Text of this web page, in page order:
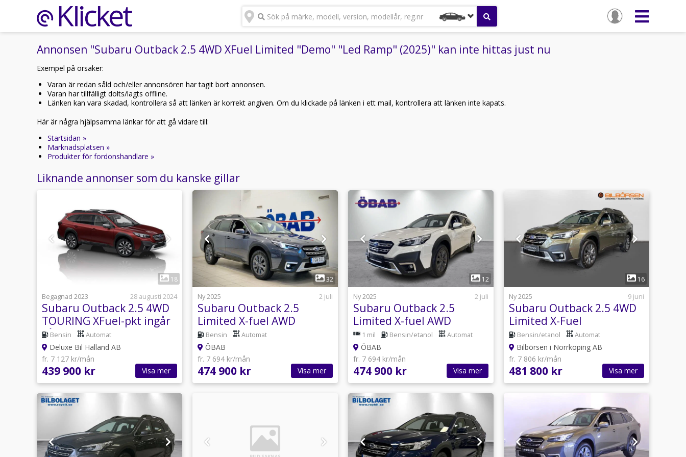
Sök på märke, modell, version, modellår, reg.nr
Annonsen "Subaru Outback 2.5 4WD XFuel Limited "Demo" "Led Ramp" (2025)" kan inte hittas just nu
Exempel på orsaker:
Varan är redan såld och/eller annonsören har tagit bort annonsen.
Varan har tillfälligt dolts/lagts offline.
Länken kan vara skadad, kontrollera så att länken är korrekt angiven. Om du klickade på länken i ett mail, kontrollera att länken inte kapats.
Här är några hjälpsamma länkar för att gå vidare till:
Startsidan »
Marknadsplatsen »
Produkter för fordonshandlare »
Liknande annonser som du kanske gillar
1
18
Begagnad 2023
28 augusti 2024
Subaru Outback 2.5 4WD
TOURING XFuel-pkt ingår
Låg skatt
Bensin Automat
Deluxe Bil Halland AB
fr. 7 127 kr/mån
439 900 kr Visa mer
1
32
Ny 2025
2 juli
Subaru Outback 2.5
Limited X-fuel AWD
Bensin Automat
ÖBAB
fr. 7 694 kr/mån
474 900 kr Visa mer
1
12
Ny 2025
2 juli
Subaru Outback 2.5
Limited X-fuel AWD
1 mil Bensin/etanol Automat
ÖBAB
fr. 7 694 kr/mån
474 900 kr Visa mer
16
Ny 2025
9 juni
Subaru Outback 2.5 4WD
Limited X-Fuel
Bensin/etanol Automat
Bilbörsen i Norrköping AB
fr. 7 806 kr/mån
481 800 kr Visa mer